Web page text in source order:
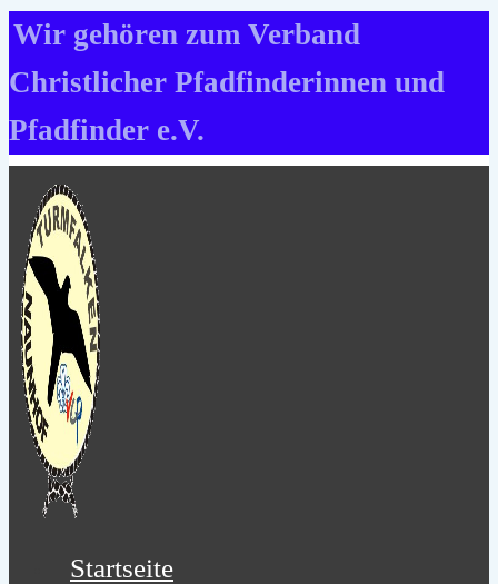
Zum
springen
Wir gehören zum Verband
Christlicher Pfadfinderinnen und
Pfadfinder e.V.
Startseite